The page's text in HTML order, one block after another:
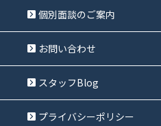
個別面談のご案内
お問い合わせ
スタッフBlog
プライバシーポリシー